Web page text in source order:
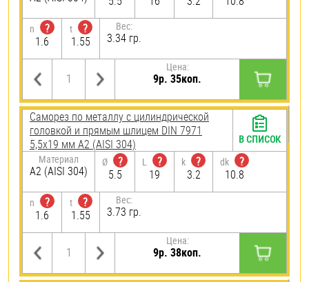
n
?
1.6
t
?
1.55
Вес:
3.34 гр.
Цена:
9р. 35коп.
Саморез по металлу с цилиндрической
головкой и прямым шлицем DIN 7971
5,5х19 мм А2 (AISI 304)
Материал
А2 (AISI 304)
Ø
?
5.5
L
?
19
k
?
3.2
dk
?
10.8
n
?
1.6
t
?
1.55
Вес:
3.73 гр.
Цена:
9р. 38коп.
В СПИСОК